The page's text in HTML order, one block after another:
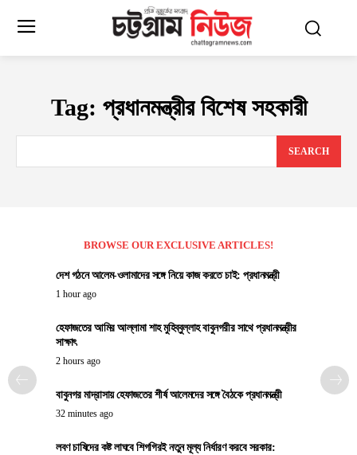
Tag: প্রধানমন্ত্রীর বিশেষ সহকারী
SEARCH
BROWSE OUR EXCLUSIVE ARTICLES!
দেশ গঠনে আলেম-ওলামাদের সঙ্গে নিয়ে কাজ করতে চাই: প্রধানমন্ত্রী
1 hour ago
হেফাজতের আমির আল্লামা শাহ মুহিব্বুল্লাহ বাবুনগরীর সাথে প্রধানমন্ত্রীর
সাক্ষাৎ
2 hours ago
বাবুনগর মাদ্রাসায় হেফাজতের শীর্ষ আলেমদের সঙ্গে বৈঠকে প্রধানমন্ত্রী
32 minutes ago
লবণ চাষিদের কষ্ট লাঘবে শিগগিরই নতুন মূল্য নির্ধারণ করবে সরকার: